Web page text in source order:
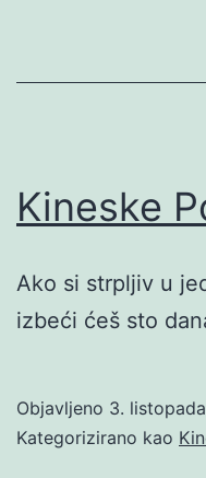
Kineske
Ako si strpljiv u
izbeći ćeš sto
Objavljeno 3.
Kategorizirano kao